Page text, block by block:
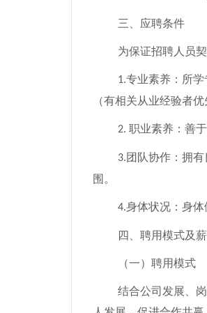
三、应聘条件
为保证招聘人员
1.专业素养：所
（有相关从业经验者
2. 职业素养：善
3.团队协作：拥
围。
4.身体状况：身
四、聘用模式及
（一）聘用模式
结合公司发展、